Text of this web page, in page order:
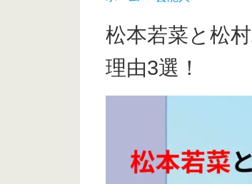
松本若菜と松
理由3選！